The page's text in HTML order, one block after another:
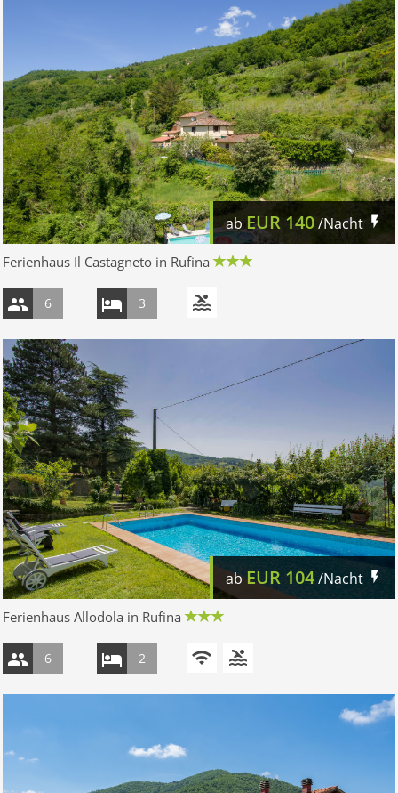
ab EUR 140/Nacht
Ferienhaus Il Castagneto in Rufina
6 3
abEUR104/Nacht
Ferienhaus Allodola in Rufina
6 2